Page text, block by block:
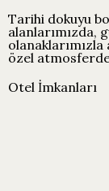
Tarihi dokuyu
alanlarımızda,
özel
Otel İmkanları